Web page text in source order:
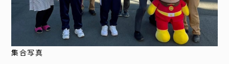
集合写真